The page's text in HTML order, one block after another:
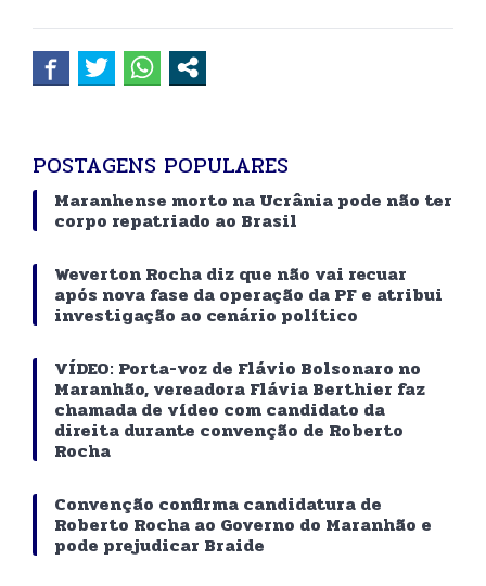
POSTAGENS POPULARES
Maranhense morto na Ucrânia pode não ter
corpo repatriado ao Brasil
Weverton Rocha diz que não vai recuar
após nova fase da operação da PF e atribui
investigação ao cenário político
VÍDEO: Porta-voz de Flávio Bolsonaro no
Maranhão, vereadora Flávia Berthier faz
chamada de vídeo com candidato da
direita durante convenção de Roberto
Rocha
Convenção confirma candidatura de
Roberto Rocha ao Governo do Maranhão e
pode prejudicar Braide